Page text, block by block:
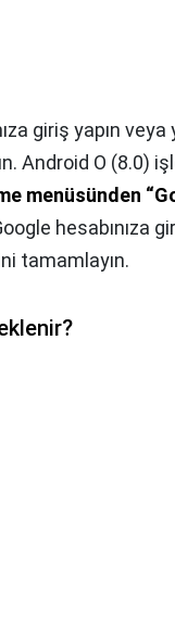
giriş yapın veya
Android O (8.0)
menüsünden
hesabınıza
tamamlayın.